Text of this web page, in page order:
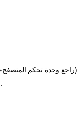
(راجع وحدة تحكم المتصفح
.